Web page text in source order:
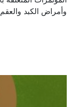
وأمراض الكبد